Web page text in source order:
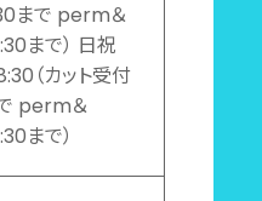
まで perm＆
まで） 日祝
（カット受付
perm＆
まで）